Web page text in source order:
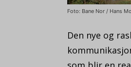
Foto: Bane Nor / Hans
Den nye og